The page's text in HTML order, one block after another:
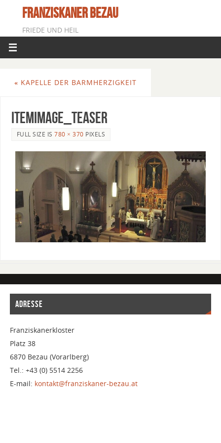
FRANZISKANER BEZAU
FRIEDE UND HEIL
« KAPELLE DER BARMHERZIGKEIT
itemImage_teaser
FULL SIZE IS780 × 370 PIXELS
ADRESSE
Franziskanerkloster
Platz 38
6870 Bezau (Vorarlberg)
Tel.: +43 (0) 5514 2256
E-mail: kontakt@franziskaner-bezau.at